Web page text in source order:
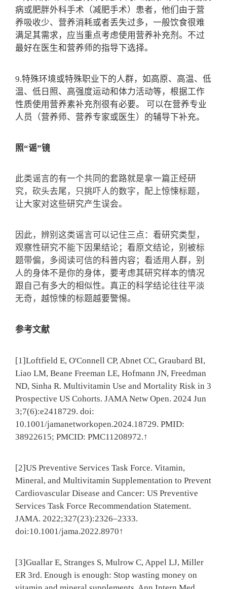
病或肥胖外科手术（减肥手术）患者，他们由于营
养吸收少、营养消耗或者丢失过多，一般饮食很难
满足其需求，应当重点考虑使用营养补充剂。不过
最好在医生和营养师的指导下选择。
9.特殊环境或特殊职业下的人群，如高原、高温、低
温、低日照、高强度运动和体力活动等，根据工作
性质使用营养素补充剂很有必要。 可以在营养专业
人员（营养师、营养专家或医生）的辅导下补充。
照“谣”镜
此类谣言的有一个共同的套路就是拿一篇正经研
究，砍头去尾，只挑吓人的数字，配上惊悚标题，
让大家对这些研究产生误会。
因此， 辨别这类谣言可以记住三点：看研究类型，
观察性研究不能下因果结论；看原文结论，别被标
题带偏，多阅读可信的科普内容 ；看适用人群，别
人的身体不是你的身体， 要考虑其研究样本的情况
跟自己有多大的相似性。真正的科学结论往往平淡
无奇，越惊悚的标题越要警惕。
参考文献
[1]Loftfield E, O'Connell CP, Abnet CC, Graubard BI,
Liao LM, Beane Freeman LE, Hofmann JN, Freedman
ND, Sinha R. Multivitamin Use and Mortality Risk in 3
Prospective US Cohorts. JAMA Netw Open. 2024 Jun
3;7(6):e2418729. doi:
10.1001/jamanetworkopen.2024.18729. PMID:
38922615; PMCID: PMC11208972.↑
[2]US Preventive Services Task Force. Vitamin,
Mineral, and Multivitamin Supplementation to Prevent
Cardiovascular Disease and Cancer: US Preventive
Services Task Force Recommendation Statement.
JAMA. 2022;327(23):2326–2333.
doi:10.1001/jama.2022.8970↑
[3]Guallar E, Stranges S, Mulrow C, Appel LJ, Miller
ER 3rd. Enough is enough: Stop wasting money on